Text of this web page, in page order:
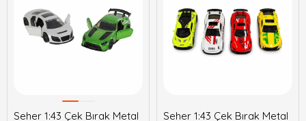
Seher 1:43 Çek Bırak Metal
Seher 1:43 Çek Bırak Metal